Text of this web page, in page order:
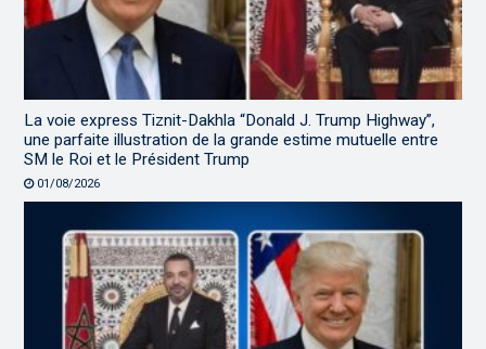
La voie express Tiznit-Dakhla “Donald J. Trump Highway”,
une parfaite illustration de la grande estime mutuelle entre
SM le Roi et le Président Trump
01/08/2026